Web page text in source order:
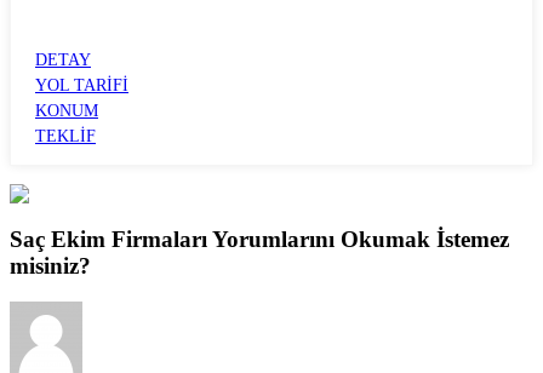
DETAY
YOL TARİFİ
KONUM
TEKLİF
Saç Ekim Firmaları Yorumlarını Okumak İstemez
misiniz?